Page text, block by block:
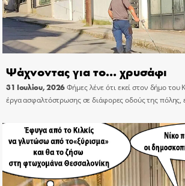
Ψάχνοντας για το… χρυσάφι
31 Ιουλίου, 2026Φήμες λένε ότι εκεί στον δήμο του
έργα ασφαλτόστρωσης σε διάφορες οδούς της πόλης,